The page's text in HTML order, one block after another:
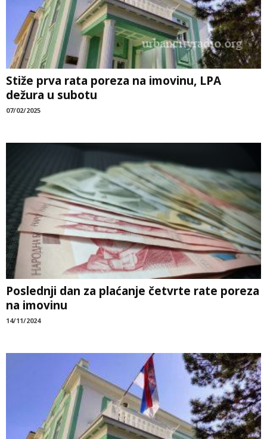
Stiže prva rata poreza na imovinu, LPA
dežura u subotu
07/02/2025
Poslednji dan za plaćanje četvrte rate poreza
na imovinu
14/11/2024